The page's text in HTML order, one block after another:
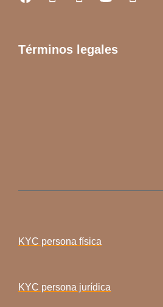
Términos legales
KYC persona física
KYC persona jurídica